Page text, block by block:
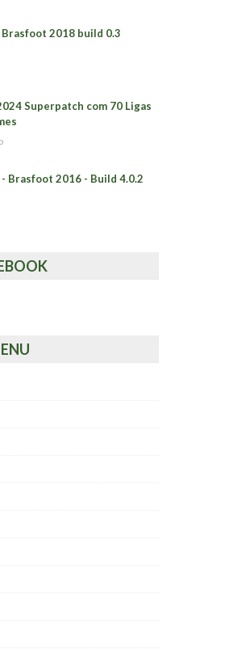
2018 build 0.3
Superpatch com 70 Ligas
Brasfoot 2016 - Build 4.0.2